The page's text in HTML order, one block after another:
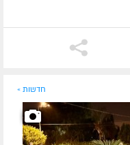
חדשות »